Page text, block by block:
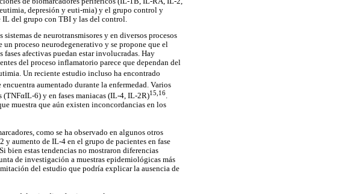
depresión y euti-mia) y el grupo control y
IL del grupo con TBI y las del control.
de neurotransmisores y en diversos procesos
proceso neurodegenerativo y se propone que el
afectivas puedan estar involucradas. Hay
del proceso inflamatorio parece que dependan del
Un reciente estudio incluso ha encontrado
encuentra aumentado durante la enfermedad. Varios
(TNFαIL-6) y en fases maniacas (IL-4, IL-2R)15,16.
muestra que aún existen inconcordancias en los
como se ha observado en algunos otros
y aumento de IL-4 en el grupo de pacientes en fase
bien estas tendencias no mostraron diferencias
de investigación a muestras epidemiológicas más
del estudio que podría explicar la ausencia de